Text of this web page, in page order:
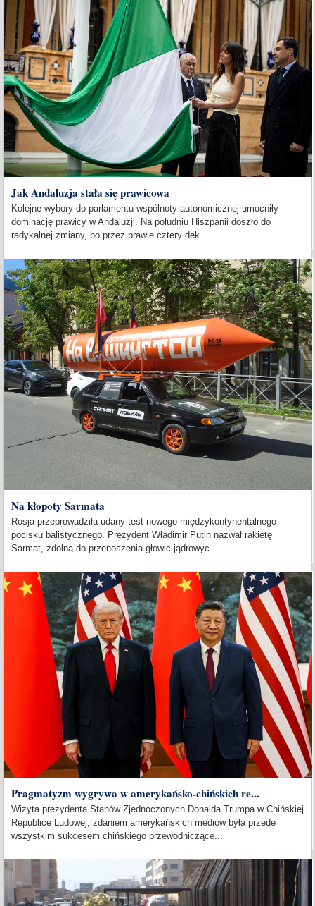
Jak Andaluzja stała się prawicowa
Kolejne wybory do parlamentu wspólnoty autonomicznej umocniły
dominację prawicy w Andaluzji. Na południu Hiszpanii doszło do
radykalnej zmiany, bo przez prawie cztery dek...
Na kłopoty Sarmata
Rosja przeprowadziła udany test nowego międzykontynentalnego
pocisku balistycznego. Prezydent Władimir Putin nazwał rakietę
Sarmat, zdolną do przenoszenia głowic jądrowyc...
Pragmatyzm wygrywa w amerykańsko-chińskich re...
Wizyta prezydenta Stanów Zjednoczonych Donalda Trumpa w Chińskiej
Republice Ludowej, zdaniem amerykańskich mediów była przede
wszystkim sukcesem chińskiego przewodniczące...